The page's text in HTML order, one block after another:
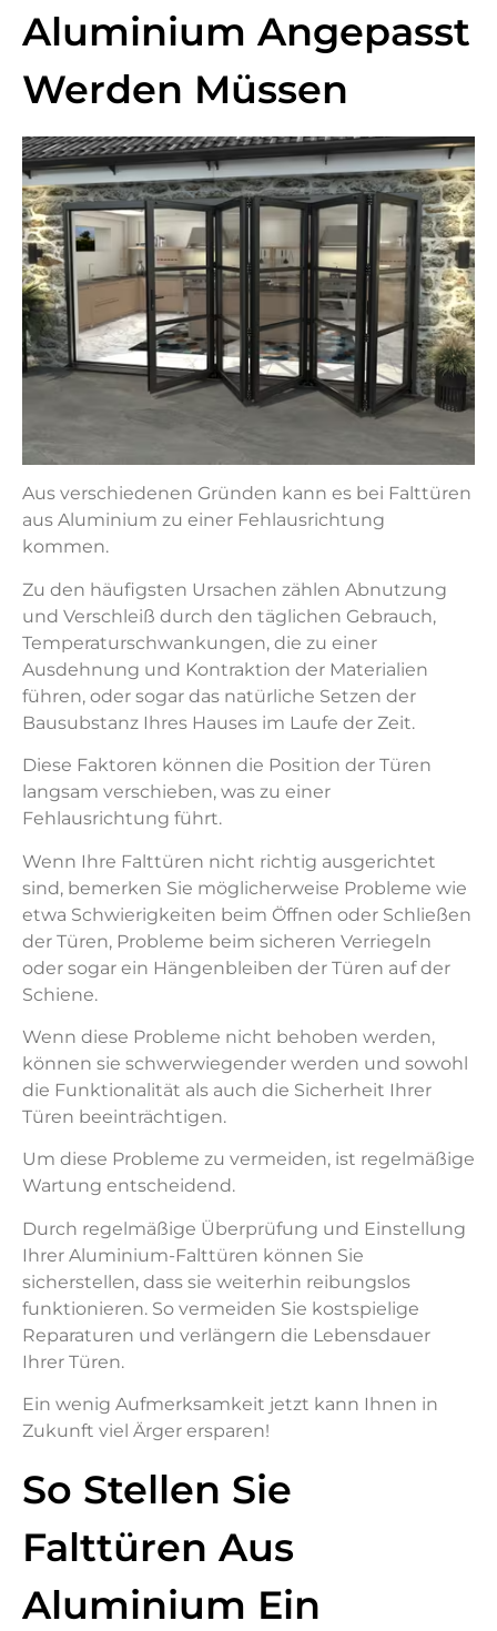
Aluminium Angepasst
Werden Müssen
Aus verschiedenen Gründen kann es bei Falttüren
aus Aluminium zu einer Fehlausrichtung
kommen.
Zu den häufigsten Ursachen zählen Abnutzung
und Verschleiß durch den täglichen Gebrauch,
Temperaturschwankungen, die zu einer
Ausdehnung und Kontraktion der Materialien
führen, oder sogar das natürliche Setzen der
Bausubstanz Ihres Hauses im Laufe der Zeit.
Diese Faktoren können die Position der Türen
langsam verschieben, was zu einer
Fehlausrichtung führt.
Wenn Ihre Falttüren nicht richtig ausgerichtet
sind, bemerken Sie möglicherweise Probleme wie
etwa Schwierigkeiten beim Öffnen oder Schließen
der Türen, Probleme beim sicheren Verriegeln
oder sogar ein Hängenbleiben der Türen auf der
Schiene.
Wenn diese Probleme nicht behoben werden,
können sie schwerwiegender werden und sowohl
die Funktionalität als auch die Sicherheit Ihrer
Türen beeinträchtigen.
Um diese Probleme zu vermeiden, ist regelmäßige
Wartung entscheidend.
Durch regelmäßige Überprüfung und Einstellung
Ihrer Aluminium-Falttüren können Sie
sicherstellen, dass sie weiterhin reibungslos
funktionieren. So vermeiden Sie kostspielige
Reparaturen und verlängern die Lebensdauer
Ihrer Türen.
Ein wenig Aufmerksamkeit jetzt kann Ihnen in
Zukunft viel Ärger ersparen!
So Stellen Sie
Falttüren Aus
Aluminium Ein